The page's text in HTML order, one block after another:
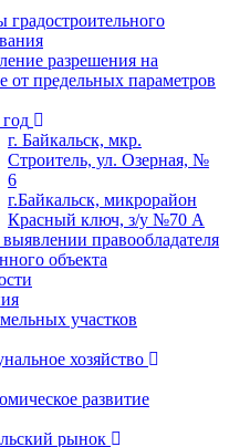
разрешения на
от предельных параметров
г. Байкальск, мкр.
Строитель, ул. Озерная, №
6
г.Байкальск, микрорайон
Красный ключ, з/у №70 А
правообладателя
объекта
участков
хозяйство
развитие
рынок